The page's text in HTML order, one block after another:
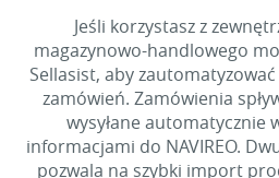
Jeśli korzystasz z
magazynowo-handlowego
Sellasist, aby
zamówień. Zamówienia
wysyłane automatycznie
informacjami do NAVIREO.
pozwala na szybki import